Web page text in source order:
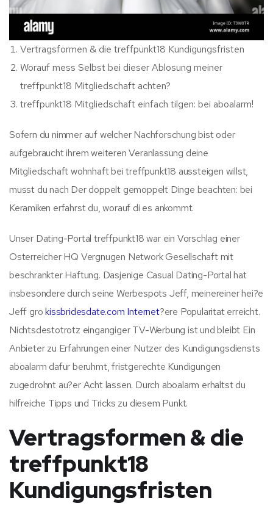
Vertragsformen & die treffpunkt18 Kundigungsfristen
Worauf mess Selbst bei dieser Ablosung meiner
treffpunkt18 Mitgliedschaft achten?
treffpunkt18 Mitgliedschaft einfach tilgen: bei aboalarm!
Sofern du nimmer auf welcher Nachforschung bist oder
aufgebraucht ihrem weiteren Veranlassung deine
Mitgliedschaft wohnhaft bei treffpunkt18 aussteigen willst,
musst du nach Der doppelt gemoppelt Dinge beachten: bei
Keramiken erfahrst du, worauf di es ankommt.
Unser Dating-Portal treffpunkt18 war ein Vorschlag einer
Osterreicher HQ Vergnugen Network Gesellschaft mit
beschrankter Haftung. Dasjenige Casual Dating-Portal hat
insbesondere durch seine Werbespots Jeff, meinereiner hei?e
Jeff grokissbridesdate.com Internet?ere Popularitat erreicht.
Nichtsdestotrotz eingangiger TV-Werbung ist und bleibt Ein
Anbieter zu Erfahrungen einer Nutzer des Kundigungsdiensts
aboalarm dafur beruhmt, fristgerechte Kundigungen
zugedrohnt au?er Acht lassen. Durch aboalarm erhaltst du
hilfreiche Tipps und Tricks zu diesem Punkt.
Vertragsformen & die
treffpunkt18
Kundigungsfristen